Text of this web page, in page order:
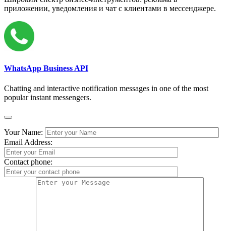
приложении, уведомления и чат с клиентами в мессенджере.
WhatsApp Business API
Chatting and interactive notification messages in one of the most
popular instant messengers.
Your Name:
Email Address:
Contact phone: